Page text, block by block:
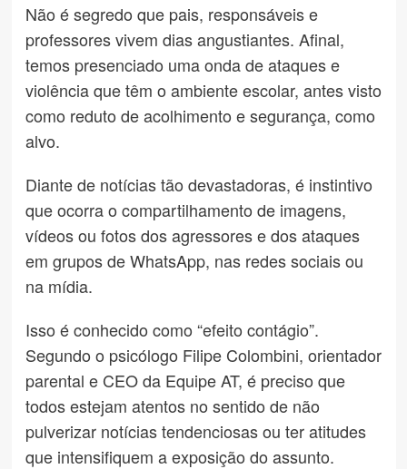
Não é segredo que pais, responsáveis e
professores vivem dias angustiantes. Afinal,
temos presenciado uma onda de ataques e
violência que têm o ambiente escolar, antes visto
como reduto de acolhimento e segurança, como
alvo.
Diante de notícias tão devastadoras, é instintivo
que ocorra o compartilhamento de imagens,
vídeos ou fotos dos agressores e dos ataques
em grupos de WhatsApp, nas redes sociais ou
na mídia.
Isso é conhecido como “efeito contágio”.
Segundo o psicólogo Filipe Colombini, orientador
parental e CEO da Equipe AT, é preciso que
todos estejam atentos no sentido de não
pulverizar notícias tendenciosas ou ter atitudes
que intensifiquem a exposição do assunto.